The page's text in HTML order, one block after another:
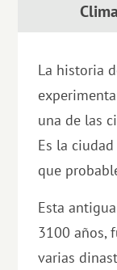
Clima
La historia
una de las
Es la
que
Esta
3100 años,
varias